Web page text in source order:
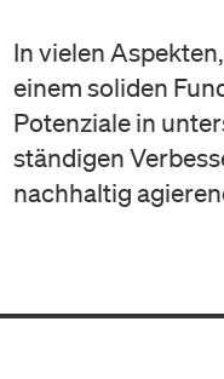
In vielen
einem soliden
Potenziale in
ständigen
nachhaltig